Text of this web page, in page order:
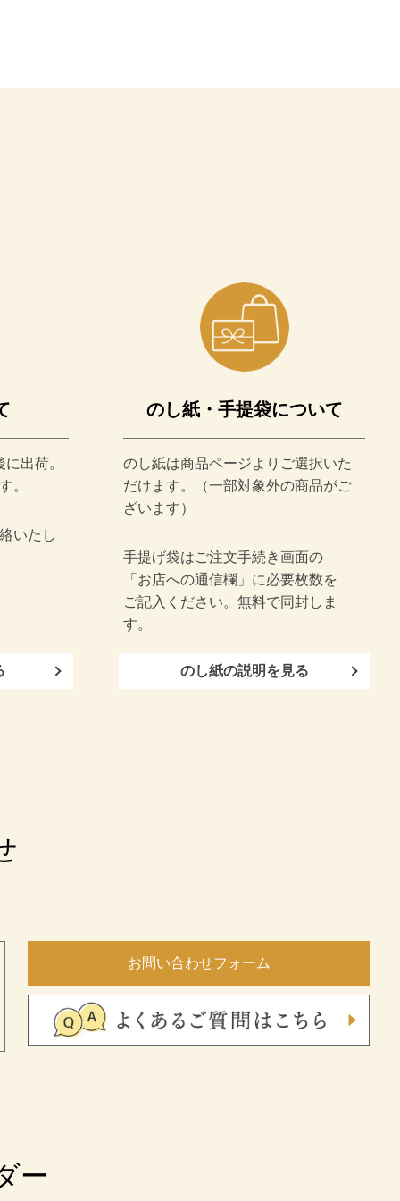
出荷。
。
いたし
のし紙・手提袋について
のし紙は商品ページよりご選択いた
だけます。（一部対象外の商品がご
ざいます）
手提げ袋はご注文手続き画面の
「お店への通信欄」に必要枚数を
ご記入ください。無料で同封しま
す。
のし紙の説明を見る
お問い合わせフォーム
ー